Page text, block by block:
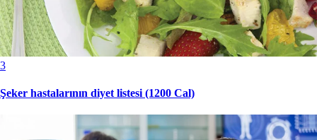
3
Şeker hastalarının diyet listesi (1200 Cal)